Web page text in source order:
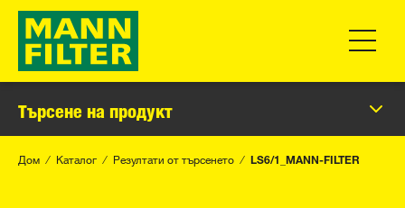
Търсене на продукт
Дом Каталог Резултати от търсенето LS6/1_MANN-FILTER